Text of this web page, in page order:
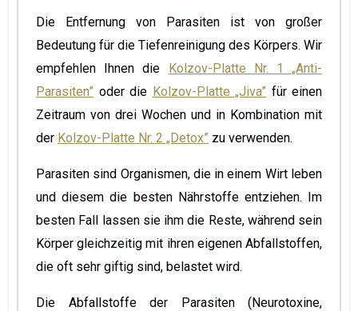
Die Entfernung von Parasiten ist von großer
Bedeutung für die Tiefenreinigung des Körpers. Wir
empfehlen Ihnen die Kolzov-Platte Nr. 1 „Anti-
Parasiten” oder die Kolzov-Platte „Jiva” für einen
Zeitraum von drei Wochen und in Kombination mit
der Kolzov-Platte Nr. 2 „Detox” zu verwenden.
Parasiten sind Organismen, die in einem Wirt leben
und diesem die besten Nährstoffe entziehen. Im
besten Fall lassen sie ihm die Reste, während sein
Körper gleichzeitig mit ihren eigenen Abfallstoffen,
die oft sehr giftig sind, belastet wird.
Die Abfallstoffe der Parasiten (Neurotoxine,